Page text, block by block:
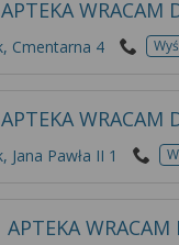
APTEKA WRACAM
Cmentarna 4
APTEKA WRACAM
Jana Pawła II 1
APTEKA